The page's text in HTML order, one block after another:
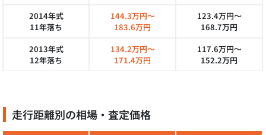
2014年式
11年落ち
144.3万円～
183.6万円
123.4万円～
168.7万円
2013年式
12年落ち
134.2万円～
171.4万円
117.6万円～
152.2万円
走行距離別の相場・査定価格